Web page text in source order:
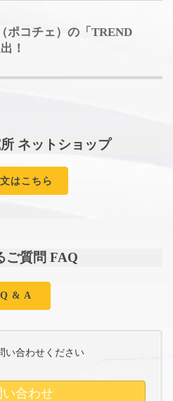
ポコチェ）の「TREND
！
ネットショップ
はこちら
ご質問 FAQ
Q & A
い合わせください
い合わせ